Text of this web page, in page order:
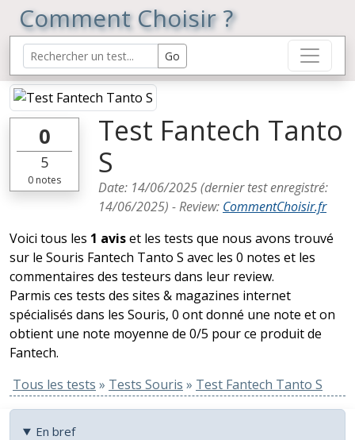
Comment Choisir ?
0
5
0 notes
Test Fantech Tanto
S
Date: 14/06/2025(dernier test enregistré:
14/06/2025) -Review: CommentChoisir.fr
Voici tous les 1 aviset les tests que nous avons trouvé
sur le Souris Fantech Tanto S avec les 0 notes et les
commentaires des testeurs dans leur review.
Parmis ces tests des sites & magazines internet
spécialisés dans les Souris, 0 ont donné une note et on
obtient une note moyenne de 0/5 pour ce produit de
Fantech.
Tous les tests » Tests Souris » Test Fantech Tanto S
En bref